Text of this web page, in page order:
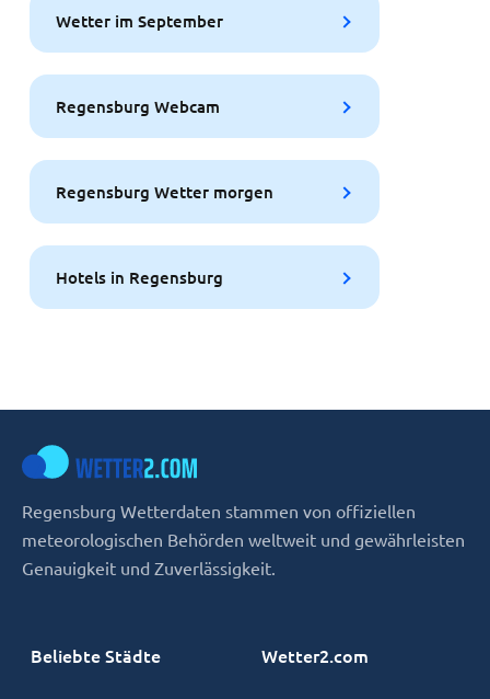
Wetter im September
Regensburg Webcam
Regensburg Wetter morgen
Hotels in Regensburg
Regensburg Wetterdaten stammen von offiziellen
meteorologischen Behörden weltweit und gewährleisten
Genauigkeit und Zuverlässigkeit.
Beliebte Städte Wetter2.com